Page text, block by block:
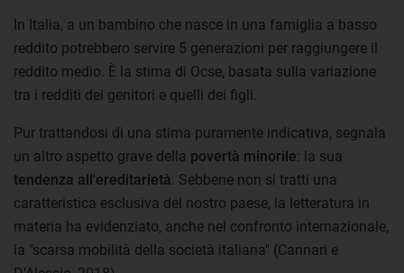
In Italia, a un bambino che nasce in una famiglia a basso
reddito potrebbero servire 5 generazioni per raggiungere il
reddito medio. È la stima di Ocse, basata sulla variazione
tra i redditi dei genitori e quelli dei figli.
Pur trattandosi di una stima puramente indicativa, segnala
un altro aspetto grave della povertà minorile: la sua
tendenza all'ereditarietà . Sebbene non si tratti una
caratteristica esclusiva del nostro paese, la letteratura in
materia ha evidenziato, anche nel confronto internazionale,
la "scarsa mobilità della società italiana" (Cannari e